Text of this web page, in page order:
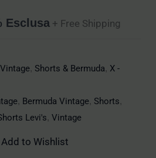
Esclusa + Free Shipping
, Shorts & Bermuda, X -
, Bermuda Vintage, Shorts,
Levi's,Vintage
Add to Wishlist